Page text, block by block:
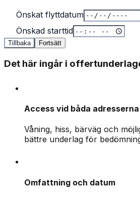
Önskat flyttdatum
Önskad starttid
Tillbaka Fortsätt
Det här ingår i
Access vid båda adresserna
Våning, hiss, bärväg och
bättre underlag för
Omfattning och datum